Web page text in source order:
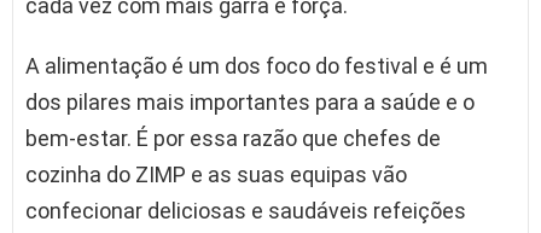
cada vez com mais garra e força.
A alimentação é um dos foco do festival e é um
dos pilares mais importantes para a saúde e o
bem-estar. É por essa razão que chefes de
cozinha do ZIMP e as suas equipas vão
confecionar deliciosas e saudáveis refeições